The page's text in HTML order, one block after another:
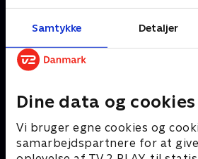
Samtykke Detaljer
Dine data og cookies
Vi bruger egne cookies og
samarbejdspartnere for at
Nostalgiske gensyn